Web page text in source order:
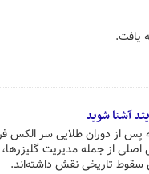
یافت.
پس از دوران طلایی سر الکس
از جمله مدیریت گلیزرها،
تاریخی نقش داشته‌اند.